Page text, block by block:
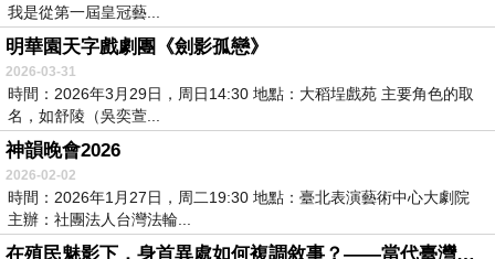
我是從第一屆皇冠藝...
明華園天字戲劇團《劍影孤戀》
2026-03-31
時間：2026年3月29日，周日14:30 地點：大稻埕戲苑 主要角色的取
名，如舒陵（吳奕萱...
神韻晚會2026
2026-02-02
時間：2026年1月27日，周二19:30 地點：臺北表演藝術中心大劇院
主辦：社團法人台灣法輪...
在殖民魅影下，身首異處如何複調敘事？——當代臺灣劇場「馬華」作品的主題關懷與創作策略